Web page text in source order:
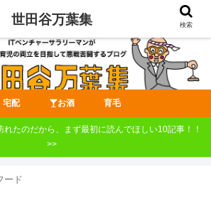
宅配 お酒 育毛
たのだから、まず最初に読んでほしい10記事！！
>>
ード
世田谷万葉集 検索